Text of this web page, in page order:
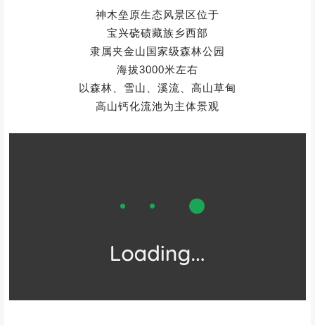
神木垒原生态风景区位于
宝兴硗碛藏族乡西部
隶属夹金山国家级森林公园
海拔3000米左右
以森林、雪山、溪流、高山草甸
高山钙化流池为主体景观